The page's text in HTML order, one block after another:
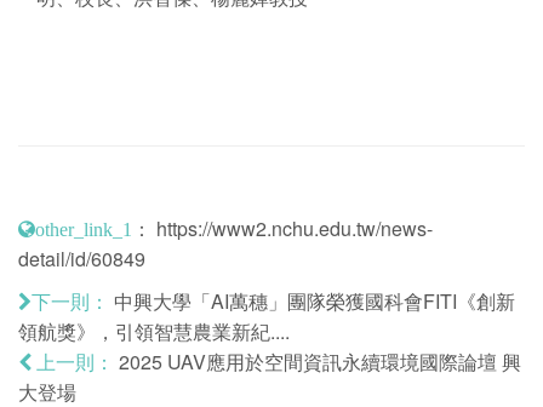
other_link_1 ： https://www2.nchu.edu.tw/news-
detail/id/60849
下一則：
中興大學「AI萬穗」團隊榮獲國科會FITI《創新
領航獎》，引領智慧農業新紀....
上一則：
2025 UAV應用於空間資訊永續環境國際論壇 興
大登場